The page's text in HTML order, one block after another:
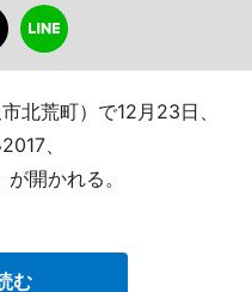
北荒町）で12月23日、
、
開かれる。
む